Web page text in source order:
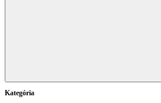
Kategória